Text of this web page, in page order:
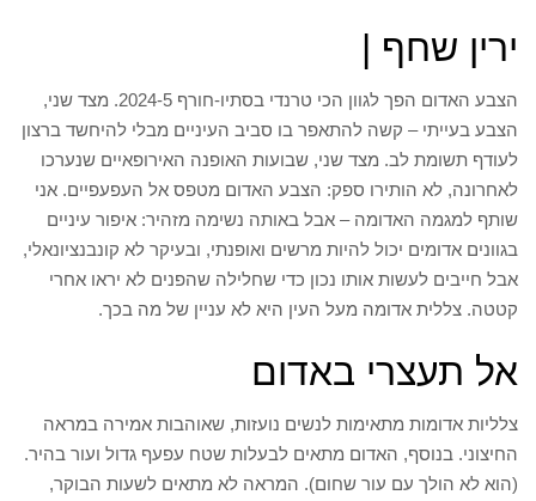
ירין שחף |
הצבע האדום הפך לגוון הכי טרנדי בסתיו-חורף 2024-5. מצד שני,
הצבע בעייתי – קשה להתאפר בו סביב העיניים מבלי להיחשד ברצון
לעודף תשומת לב. מצד שני, שבועות האופנה האירופאיים שנערכו
לאחרונה, לא הותירו ספק: הצבע האדום מטפס אל העפעפיים. אני
שותף למגמה האדומה – אבל באותה נשימה מזהיר: איפור עיניים
בגוונים אדומים יכול להיות מרשים ואופנתי, ובעיקר לא קונבנציונאלי,
אבל חייבים לעשות אותו נכון כדי שחלילה שהפנים לא יראו אחרי
קטטה. צללית אדומה מעל העין היא לא עניין של מה בכך.
אל תעצרי באדום
צלליות אדומות מתאימות לנשים נועזות, שאוהבות אמירה במראה
החיצוני. בנוסף, האדום מתאים לבעלות שטח עפעף גדול ועור בהיר.
(הוא לא הולך עם עור שחום). המראה לא מתאים לשעות הבוקר,